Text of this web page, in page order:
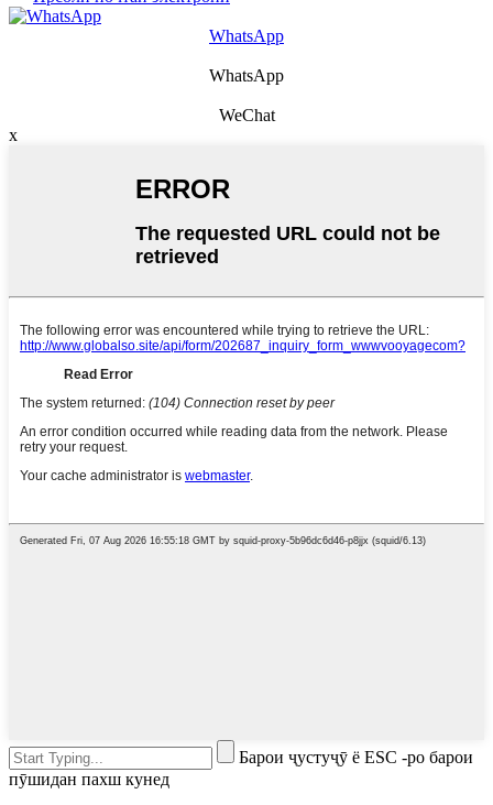
WhatsApp
WhatsApp
WeChat
x
Барои ҷустуҷӯ ё ESC -ро барои
пӯшидан пахш кунед